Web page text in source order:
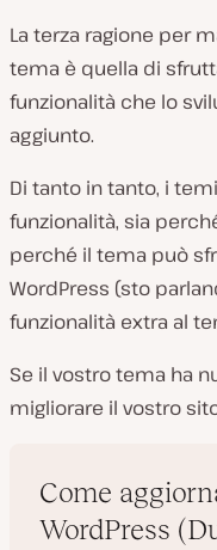
La terza ragione per
tema è quella di
funzionalità che lo
aggiunto.
Di tanto in tanto, i
funzionalità, sia
perché il tema può
WordPress (sto
funzionalità extra al
Se il vostro tema ha
migliorare il vostro
Come
WordPress